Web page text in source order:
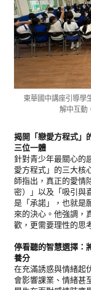
東華國中講座引導學
解中互動
揭開「戀愛方程式」
三位一體
針對青少年最關心的
愛方程式」的三大核
師指出，真正的愛情
密）」以及「吸引與
是「承諾」，也就是
來的決心。他強調，
歡，更需要理性的思
停看聽的智慧選擇：
養分
在充滿誘惑與情緒起
會影響課業、情緒甚